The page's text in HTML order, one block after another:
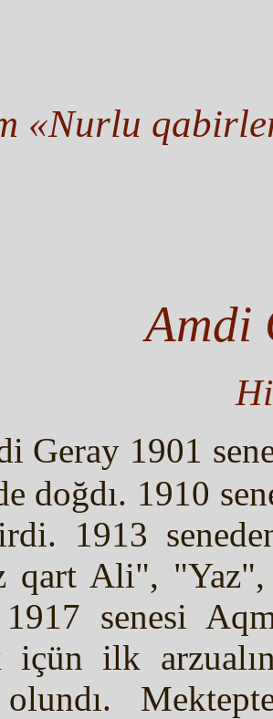
«Nurlu
Amdi
Geray 1901
doğdı. 1910
1913
qart Ali", "Yaz",
senesi
içün ilk